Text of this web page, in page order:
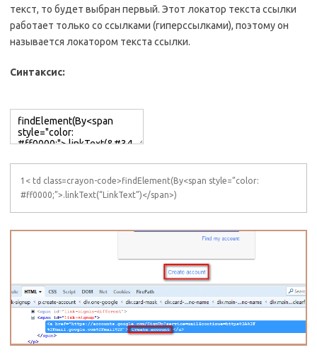
текст, то будет выбран первый. Этот локатор текста ссылки
работает только со ссылками (гиперссылками), поэтому он
называется локатором текста ссылки.
Синтаксис:
1< td class=crayon-code>findElement(By<span style=”color:
#ff0000;”>.linkText(“LinkText”)</span>)